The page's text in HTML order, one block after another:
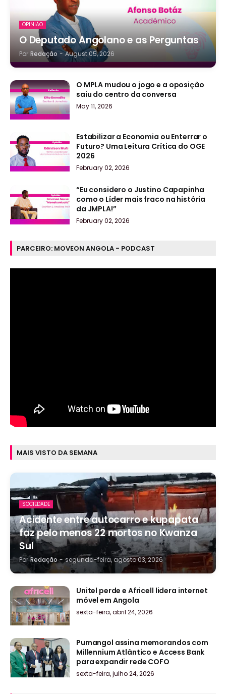
OPINIÃO
O Deputado Angolano e as Perguntas
Por Redação - August 05, 2026
O MPLA mudou o jogo e a oposição
saiu do centro da conversa
May 11, 2026
Estabilizar a Economia ou Enterrar o
Futuro? Uma Leitura Crítica do OGE
2026
February 02, 2026
“Eu considero o Justino Capapinha
como o Líder mais fraco na história
da JMPLA!”
February 02, 2026
PARCEIRO: MOVEON ANGOLA - PODCAST
MAIS VISTO DA SEMANA
SOCIEDADE
Acidente entre autocarro e kupapata
faz pelo menos 22 mortos no Kwanza
Sul
Por Redação - segunda-feira, agosto 03, 2026
Unitel perde e Africell lidera internet
móvel em Angola
sexta-feira, abril 24, 2026
Pumangol assina memorandos com
Millennium Atlântico e Access Bank
para expandir rede COFO
sexta-feira, julho 24, 2026